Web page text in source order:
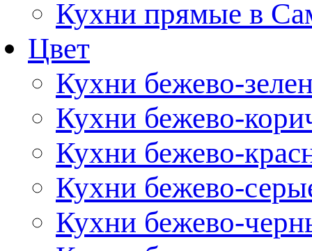
Кухни прямые в
Цвет
Кухни бежево-
Кухни бежево-
Кухни бежево-
Кухни бежево-
Кухни бежево-